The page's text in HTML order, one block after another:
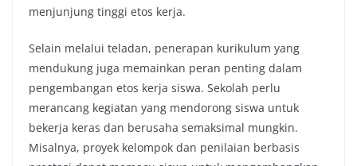
menjunjung tinggi etos kerja.
Selain melalui teladan, penerapan kurikulum yang
mendukung juga memainkan peran penting dalam
pengembangan etos kerja siswa. Sekolah perlu
merancang kegiatan yang mendorong siswa untuk
bekerja keras dan berusaha semaksimal mungkin.
Misalnya, proyek kelompok dan penilaian berbasis